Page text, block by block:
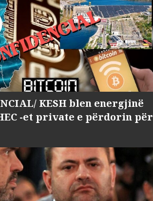
KESH blen energjinë
-et private e përdorin për